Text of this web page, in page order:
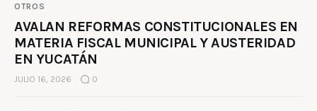
OTROS
AVALAN REFORMAS CONSTITUCIONALES EN
MATERIA FISCAL MUNICIPAL Y AUSTERIDAD
EN YUCATÁN
JULIO 16, 2026 0